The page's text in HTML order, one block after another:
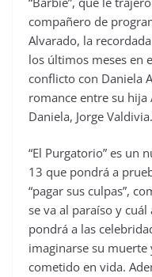
compañero de
Alvarado, la
los últimos meses en
conflicto con Daniela
romance entre su hija
Daniela, Jorge Valdivia.
“El Purgatorio” es un
13 que pondrá a
“pagar sus culpas”,
se va al paraíso y
pondrá a las
imaginarse su muerte
cometido en vida.